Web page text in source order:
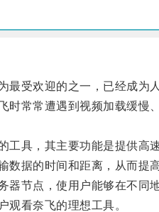
受欢迎的之一，已经成为人
常常遭遇到视频加载缓慢
，其主要功能是提供高
据的时间和距离，从而提高
节点，使用户能够在不同
看奈飞的理想工具。